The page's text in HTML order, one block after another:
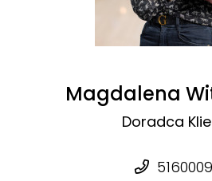
Magdalena
Doradca